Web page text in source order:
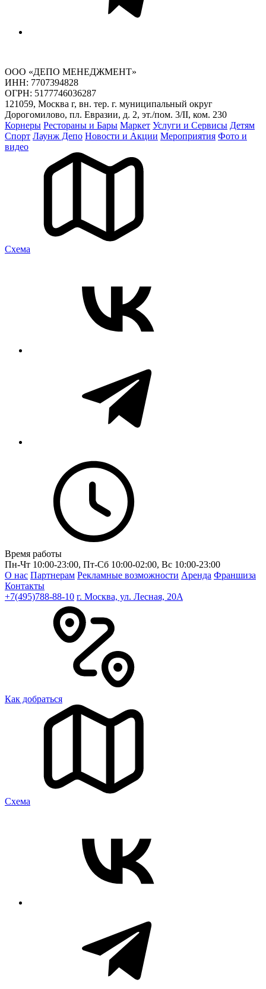
ООО «ДЕПО МЕНЕДЖМЕНТ»
ИНН: 7707394828
ОГРН: 5177746036287
121059, Москва г, вн. тер. г. муниципальный округ
Дорогомилово, пл. Евразии, д. 2, эт./пом. 3/II, ком. 230
Корнеры Рестораны и Бары Маркет Услуги и Сервисы Детям
Спорт Лаунж Депо Новости и Акции Мероприятия Фото и
видео
Cхема
Время работы
Пн-Чт 10:00-23:00, Пт-Сб 10:00-02:00, Вс 10:00-23:00
О нас Партнерам Рекламные возможности Аренда Франшиза
Контакты
+7(495)788-88-10 г. Москва, ул. Лесная, 20A
Как добраться
Cхема